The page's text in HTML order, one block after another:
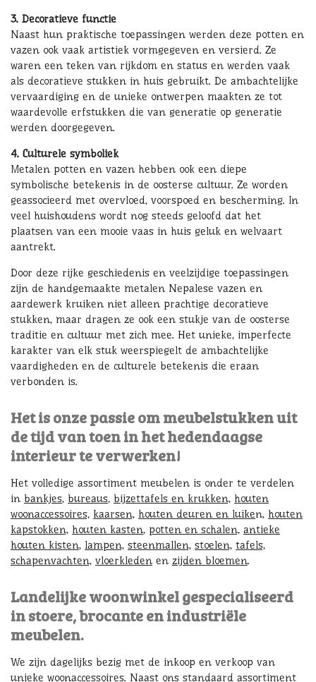
3. Decoratieve functie
Naast hun praktische toepassingen werden deze potten en
vazen ook vaak artistiek vormgegeven en versierd. Ze
waren een teken van rijkdom en status en werden vaak
als decoratieve stukken in huis gebruikt. De ambachtelijke
vervaardiging en de unieke ontwerpen maakten ze tot
waardevolle erfstukken die van generatie op generatie
werden doorgegeven.
4. Culturele symboliek
Metalen potten en vazen hebben ook een diepe
symbolische betekenis in de oosterse cultuur. Ze worden
geassocieerd met overvloed, voorspoed en bescherming. In
veel huishoudens wordt nog steeds geloofd dat het
plaatsen van een mooie vaas in huis geluk en welvaart
aantrekt.
Door deze rijke geschiedenis en veelzijdige toepassingen
zijn de handgemaakte metalen Nepalese vazen en
aardewerk kruiken niet alleen prachtige decoratieve
stukken, maar dragen ze ook een stukje van de oosterse
traditie en cultuur met zich mee. Het unieke, imperfecte
karakter van elk stuk weerspiegelt de ambachtelijke
vaardigheden en de culturele betekenis die eraan
verbonden is.
Het is onze passie om meubelstukken uit
de tijd van toen in het hedendaagse
interieur te verwerken!
Het volledige assortiment meubelen is onder te verdelen
in bankjes, bureaus, bijzettafels en krukken, houten
woonaccessoires, kaarsen, houten deuren en luiken, houten
kapstokken, houten kasten, potten en schalen, antieke
houten kisten, lampen, steenmallen, stoelen, tafels,
schapenvachten, vloerkleden en zijden bloemen.
Landelijke woonwinkel gespecialiseerd
in stoere, brocante en industriële
meubelen.
We zijn dagelijks bezig met de inkoop en verkoop van
unieke woonaccessoires. Naast ons standaard assortiment